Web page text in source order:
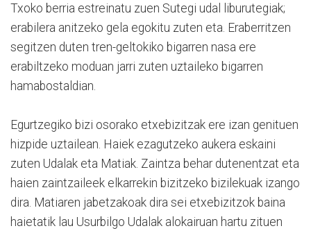
Txoko berria estreinatu zuen Sutegi udal liburutegiak;
erabilera anitzeko gela egokitu zuten eta. Eraberritzen
segitzen duten tren-geltokiko bigarren nasa ere
erabiltzeko moduan jarri zuten uztaileko bigarren
hamabostaldian.
Egurtzegiko bizi osorako etxebizitzak ere izan genituen
hizpide uztailean. Haiek ezagutzeko aukera eskaini
zuten Udalak eta Matiak. Zaintza behar dutenentzat eta
haien zaintzaileek elkarrekin bizitzeko bizilekuak izango
dira. Matiaren jabetzakoak dira sei etxebizitzok baina
haietatik lau Usurbilgo Udalak alokairuan hartu zituen